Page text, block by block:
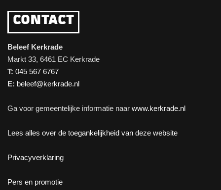
CONTACT
Beleef Kerkrade
Markt 33, 6461 EC Kerkrade
T: 045 567 6767
E: beleef@kerkrade.nl
Ga voor gemeentelijke informatie naar www.kerkrade.nl
Lees alles over de toegankelijkheid van deze website
Privacyverklaring
Pers en promotie